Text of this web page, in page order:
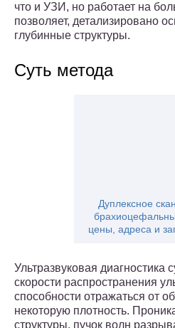
что и УЗИ, но работает на
позволяет, детализировано
глубинные структуры.
Суть метода
Дуплексное
цены, адреса и
Ультразвуковая диагностика
скорости распространения
способности отражаться от
некоторую плотность.
структуры, пучок волн